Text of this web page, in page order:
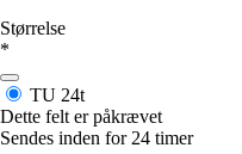
Størrelse
*
TU 24t
Dette felt er påkrævet
Sendes inden for 24 timer